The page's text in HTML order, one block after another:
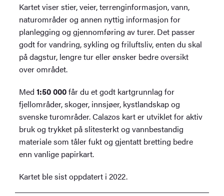
Kartet viser stier, veier, terrenginformasjon, vann,
naturområder og annen nyttig informasjon for
planlegging og gjennomføring av turer. Det passer
godt for vandring, sykling og friluftsliv, enten du skal
på dagstur, lengre tur eller ønsker bedre oversikt
over området.
Med1:50 000får du et godt kartgrunnlag for
fjellområder, skoger, innsjøer, kystlandskap og
svenske turområder. Calazos kart er utviklet for aktiv
bruk og trykket på slitesterkt og vannbestandig
materiale som tåler fukt og gjentatt bretting bedre
enn vanlige papirkart.
Kartet ble sist oppdatert i 2022.